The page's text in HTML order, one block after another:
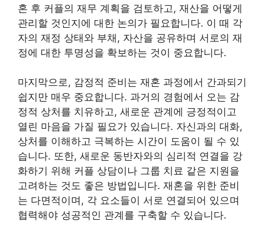
혼 후 커플의 재무 계획을 검토하고, 재산을 어떻게
관리할 것인지에 대한 논의가 필요합니다. 이 때 각
자의 재정 상태와 부채, 자산을 공유하며 서로의 재
정에 대한 투명성을 확보하는 것이 중요합니다.
마지막으로, 감정적 준비는 재혼 과정에서 간과되기
쉽지만 매우 중요합니다. 과거의 경험에서 오는 감
정적 상처를 치유하고, 새로운 관계에 긍정적이고
열린 마음을 가질 필요가 있습니다. 자신과의 대화,
상처를 이해하고 극복하는 시간이 도움이 될 수 있
습니다. 또한, 새로운 동반자와의 심리적 연결을 강
화하기 위해 커플 상담이나 그룹 치료 같은 지원을
고려하는 것도 좋은 방법입니다. 재혼을 위한 준비
는 다면적이며, 각 요소들이 서로 연결되어 있으며
협력해야 성공적인 관계를 구축할 수 있습니다.